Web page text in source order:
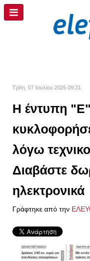
Τρίτη, 07 Ιουλίου 2026 09:31
Η έντυπη
λόγω
Διαβάστε
ηλεκτρονικά
Γράφτηκε από την